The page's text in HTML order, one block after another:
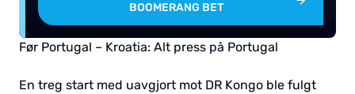
BOOMERANG BET
Før Portugal – Kroatia: Alt press på Portugal
En treg start med uavgjort mot DR Kongo ble fulgt